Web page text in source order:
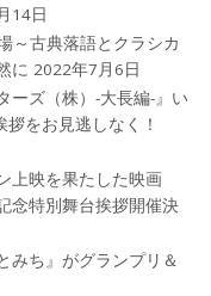
14日
～古典落語とクラシカ
に 2022年7月6日
ーズ（株）-大長編-』い
をお見逃しなく！
上映を果たした映画
念特別舞台挨拶開催決
みち』がグランプリ＆